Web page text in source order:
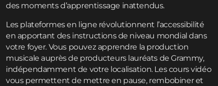
des moments d’apprentissage inattendus.
Les plateformes en ligne révolutionnent l’accessibilité
en apportant des instructions de niveau mondial dans
votre foyer. Vous pouvez apprendre la production
musicale auprès de producteurs lauréats de Grammy,
indépendamment de votre localisation. Les cours vidéo
vous permettent de mettre en pause, rembobiner et